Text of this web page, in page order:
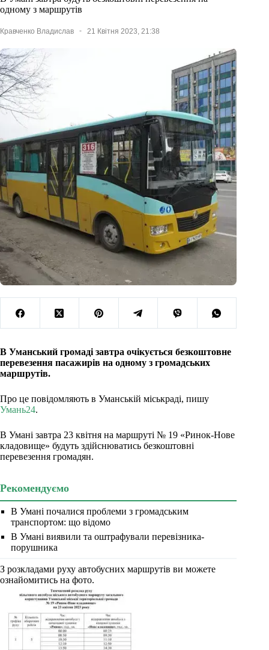
одному з маршрутів
Кравченко Владислав 21 Квітня 2023, 21:38
В Уманський громаді завтра очікується безкоштовне
перевезення пасажирів на одному з громадських
маршрутів.
Про це повідомляють в Уманській міськраді, пишу
Умань24.
В Умані завтра 23 квітня на маршруті № 19 «Ринок-Нове
кладовище» будуть здійснюватись безкоштовні
перевезення громадян.
Рекомендуємо
В Умані почалися проблеми з громадським
транспортом: що відомо
В Умані виявили та оштрафували перевізника-
порушника
З розкладами руху автобусних маршрутів ви можете
ознайомитись на фото.